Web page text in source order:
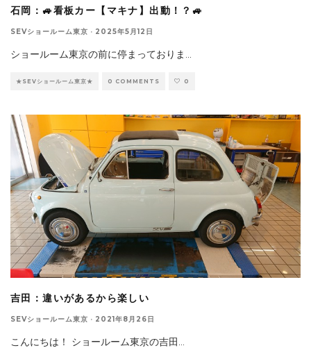
石岡：🚙看板カー【マキナ】出動！？🚙
SEVショールーム東京 · 2025年5月12日
ショールーム東京の前に停まっておりま
★SEVショールーム東京★ 0 COMMENTS 0
吉田：違いがあるから楽しい
SEVショールーム東京 · 2021年8月26日
こんにちは！ ショールーム東京の吉田